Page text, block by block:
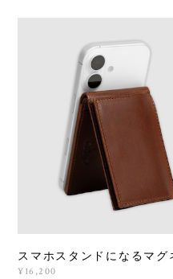
スマホスタンドになるマグ
¥16,200